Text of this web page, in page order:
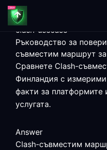
clash-usecase
Ръководство за
съвместим маршрут
Сравнете Clash-
Финландия с
факти за платформите
услугата.
Answer
Clash-съвместим